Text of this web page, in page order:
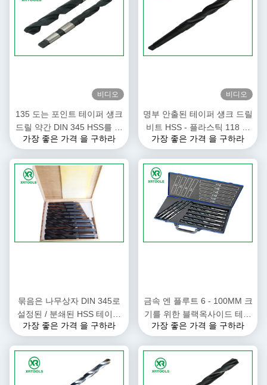
비디오
135 도는 포인트 테이퍼 섕크
드릴 약간 DIN 345 HSS를 분
리합니다 - M2 모르스 재료
가장 좋은 가격 을 구하라
비디오
명부 안출된 테이퍼 섕크 드릴
비트 HSS - 플라스틱 118 급
동안 4241이지 물질
가장 좋은 가격 을 구하라
묶음은 나무상자 DIN 345로
설정된 / 분쇄된 HSS 테이퍼
생크 드릴 비트를 만들었습니
가장 좋은 가격 을 구하라
금속 엔 플루트 6 - 100MM 크
기를 위한 블랙옥사이드 테이
퍼 섕크 드릴 비트 DIN 345
가장 좋은 가격 을 구하라